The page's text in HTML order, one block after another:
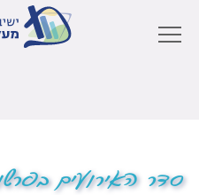
סדר האירועים